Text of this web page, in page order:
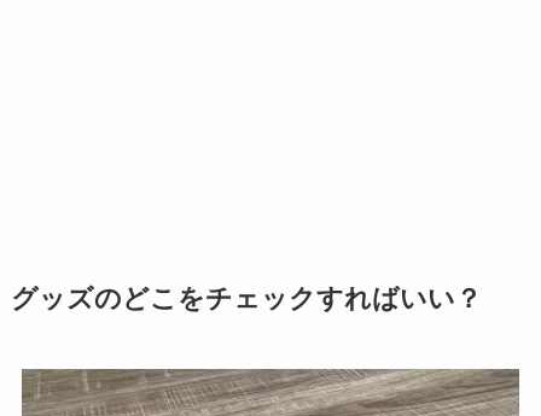
グッズのどこをチェックすればいい？